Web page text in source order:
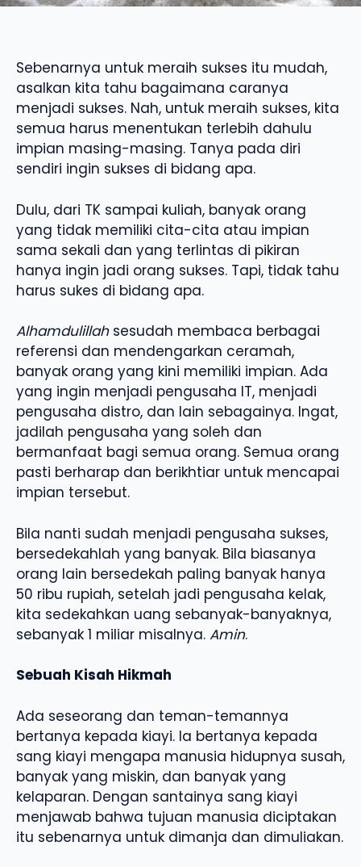
Sebenarnya untuk meraih sukses itu mudah,
asalkan kita tahu bagaimana caranya
menjadi sukses. Nah, untuk meraih sukses, kita
semua harus menentukan terlebih dahulu
impian masing-masing. Tanya pada diri
sendiri ingin sukses di bidang apa.
Dulu, dari TK sampai kuliah, banyak orang
yang tidak memiliki cita-cita atau impian
sama sekali dan yang terlintas di pikiran
hanya ingin jadi orang sukses. Tapi, tidak tahu
harus sukes di bidang apa.
Alhamdulillah sesudah membaca berbagai
referensi dan mendengarkan ceramah,
banyak orang yang kini memiliki impian. Ada
yang ingin menjadi pengusaha IT, menjadi
pengusaha distro, dan lain sebagainya. Ingat,
jadilah pengusaha yang soleh dan
bermanfaat bagi semua orang. Semua orang
pasti berharap dan berikhtiar untuk mencapai
impian tersebut.
Bila nanti sudah menjadi pengusaha sukses,
bersedekahlah yang banyak. Bila biasanya
orang lain bersedekah paling banyak hanya
50 ribu rupiah, setelah jadi pengusaha kelak,
kita sedekahkan uang sebanyak-banyaknya,
sebanyak 1 miliar misalnya. Amin.
Sebuah Kisah Hikmah
Ada seseorang dan teman-temannya
bertanya kepada kiayi. Ia bertanya kepada
sang kiayi mengapa manusia hidupnya susah,
banyak yang miskin, dan banyak yang
kelaparan. Dengan santainya sang kiayi
menjawab bahwa tujuan manusia diciptakan
itu sebenarnya untuk dimanja dan dimuliakan.